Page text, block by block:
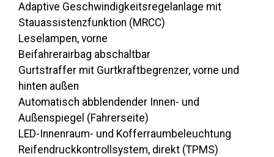
Adaptive Geschwindigkeitsregelanlage mit
Stauassistenzfunktion (MRCC)
Leselampen, vorne
Beifahrerairbag abschaltbar
Gurtstraffer mit Gurtkraftbegrenzer, vorne und
hinten außen
Automatisch abblendender Innen- und
Außenspiegel (Fahrerseite)
LED-Innenraum- und Kofferraumbeleuchtung
Reifendruckkontrollsystem, direkt (TPMS)